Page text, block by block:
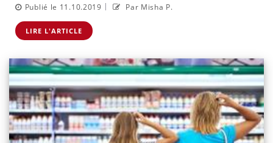
Publié le 11.10.2019 | Par Misha P.
LIRE L'ARTICLE